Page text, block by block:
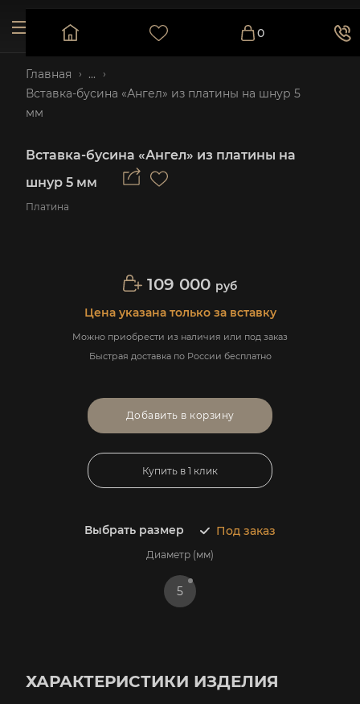
0
Главная
...
Вставка-бусина «Ангел» из платины на шнур 5
мм
Вставка-бусина «Ангел» из платины на
шнур 5 мм
Платина
109 000 руб
Цена указана только за вставку
Можно приобрести из наличия или под заказ
Быстрая доставка по России бесплатно
Выбрать размер Под заказ
Диаметр (мм)
5
Добавить в корзину
Купить в 1 клик
ХАРАКТЕРИСТИКИ ИЗДЕЛИЯ